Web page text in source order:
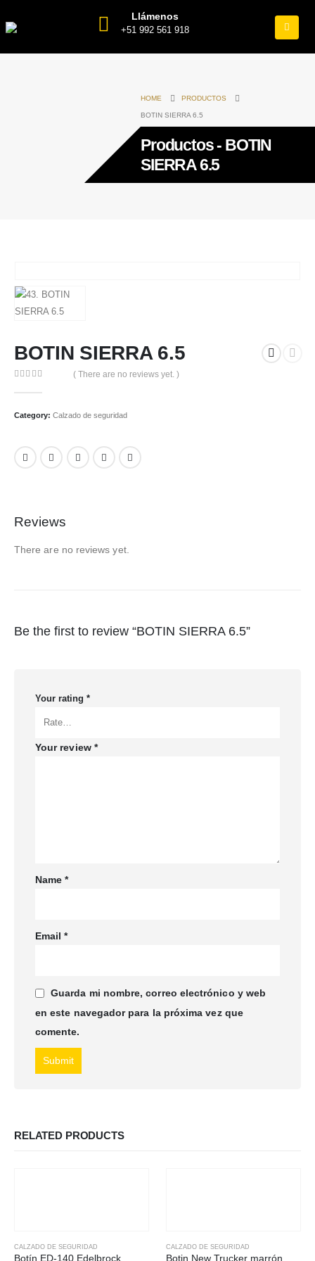
Llámenos
+51 992 561 918
HOME PRODUCTOS
BOTIN SIERRA 6.5
Productos - BOTIN
SIERRA 6.5
BOTIN SIERRA 6.5
( There are no reviews yet. )
Category: Calzado de seguridad
Reviews
There are no reviews yet.
Be the first to review “BOTIN SIERRA 6.5”
Your rating *
Your review *
Name*
Email*
Guarda mi nombre, correo electrónico y web
en este navegador para la próxima vez que
comente.
RELATED PRODUCTS
CALZADO DE SEGURIDAD
Botín ED-140 Edelbrock
CALZADO DE SEGURIDAD
Botin New Trucker marrón